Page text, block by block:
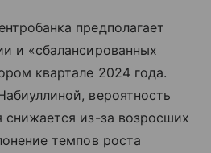
предполагает
и «сбалансированных
квартале 2024 года.
вероятность
снижается из-за возросших
темпов роста